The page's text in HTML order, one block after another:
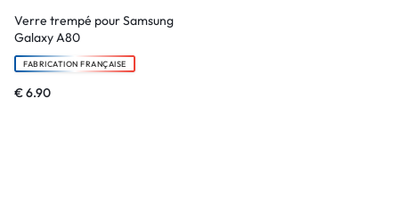
Verre trempé pour Samsung
Galaxy A80
FABRICATION FRANÇAISE
€6.90